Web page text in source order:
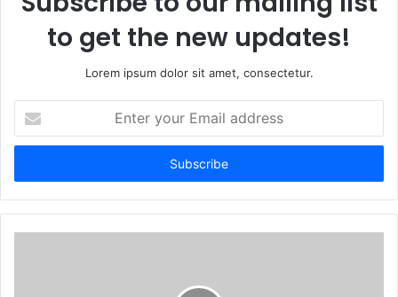
to get the new updates!
Lorem ipsum dolor sit amet, consectetur.
your
Email